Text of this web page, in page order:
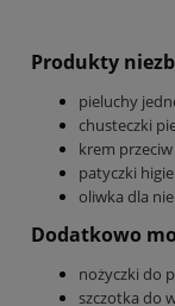
Produkty
pieluchy
chusteczki
krem
patyczki
oliwka dla
Dodatkowo
nożyczki do
szczotka do